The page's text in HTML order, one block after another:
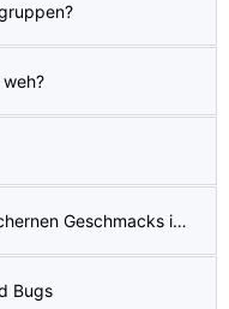
Was könnte die Diagnose eines blechernen Geschmacks im Mund sein?
Bugs